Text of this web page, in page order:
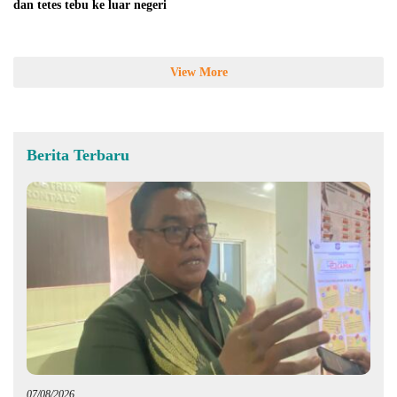
dan tetes tebu ke luar negeri
View More
Berita Terbaru
07/08/2026